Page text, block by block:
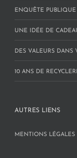
ENQUÊTE PUBLIQUE
UNE IDÉE DE
DES VALEURS DANS
10 ANS DE
AUTRES LIENS
MENTIONS LÉGALES